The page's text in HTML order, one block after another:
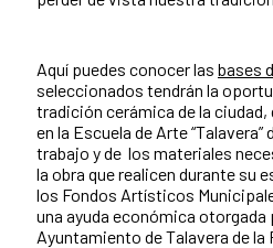
Aquí puedes conocer las bases
seleccionados tendrán la
tradición cerámica de la
en la Escuela de Arte
trabajo y de los materiales
la obra que realicen durante su
los Fondos Artísticos
una ayuda económica otorgada
Ayuntamiento de Talavera de la